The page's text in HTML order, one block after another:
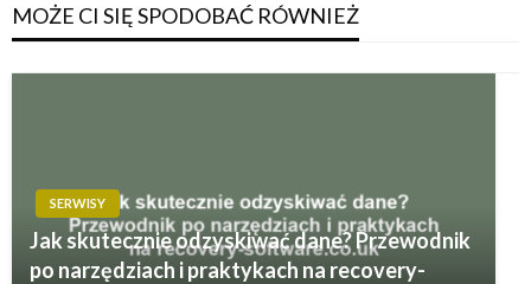
MOŻE CI SIĘ SPODOBAĆ RÓWNIEŻ
SERWISY
Jak skutecznie odzyskiwać dane? Przewodnik
po narzędziach i praktykach na recovery-